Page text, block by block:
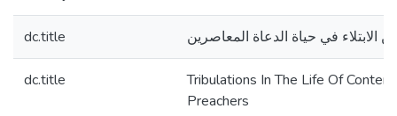
dc.title الابتلاء في حياة الدعاة المعاصرين
dc.title
Tribulations In The Life Of
Preachers